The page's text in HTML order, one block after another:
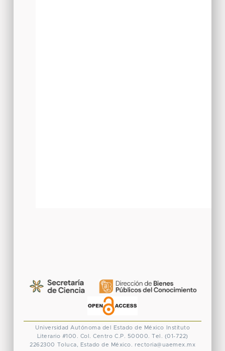
Universidad Autónoma del Estado de México
Instituto
Literario #100. Col. Centro C.P. 50000. Tel. (01-722)
2262300 Toluca, Estado de México. rectoria@uaemex.mx